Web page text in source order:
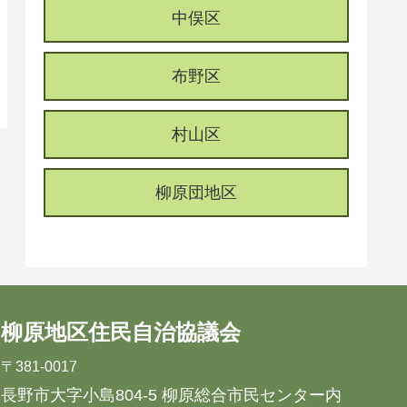
中俣区
布野区
村山区
柳原団地区
柳原地区住民自治協議会
〒381-0017
長野市大字小島804-5 柳原総合市民センター内